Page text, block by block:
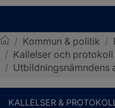
Sotenäs kommun
/ Kommun & politik /
/ Kallelser och protokoll
/ Utbildningsnämndens
KALLELSER & PROTOKOLL